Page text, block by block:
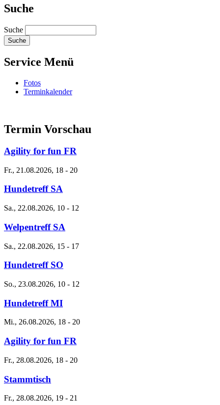
Suche
Suche
Service Menü
Fotos
Terminkalender
Termin Vorschau
Agility for fun FR
Fr., 21.08.2026, 18 - 20
Hundetreff SA
Sa., 22.08.2026, 10 - 12
Welpentreff SA
Sa., 22.08.2026, 15 - 17
Hundetreff SO
So., 23.08.2026, 10 - 12
Hundetreff MI
Mi., 26.08.2026, 18 - 20
Agility for fun FR
Fr., 28.08.2026, 18 - 20
Stammtisch
Fr., 28.08.2026, 19 - 21